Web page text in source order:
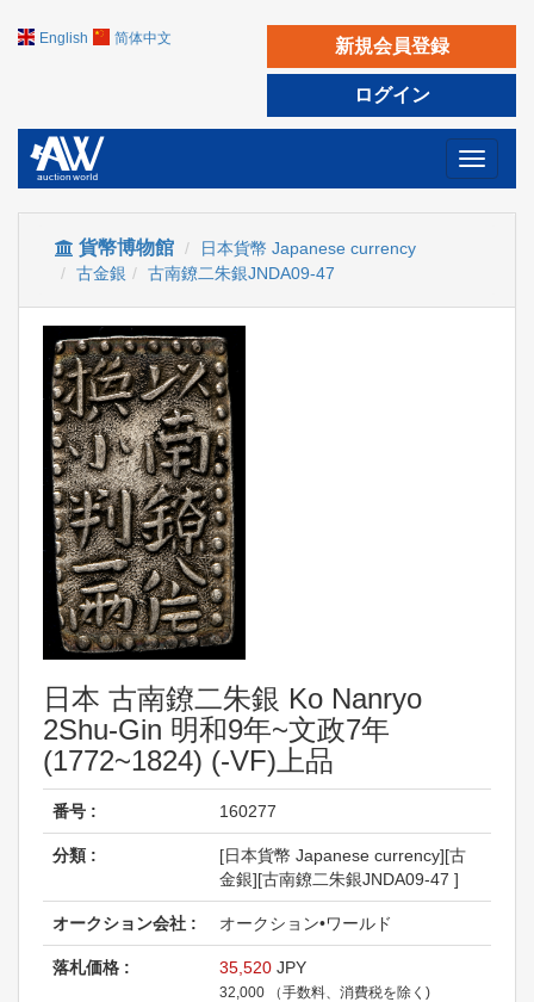
English 简体中文 新規会員登録
ログイン
Toggle
貨幣博物館
日本貨幣 Japanese currency
古金銀
古南鐐二朱銀JNDA09-47
日本 古南鐐二朱銀 Ko Nanryo
2Shu-Gin 明和9年~文政7年
(1772~1824) (-VF)上品
番号 : 160277
分類 :
[日本貨幣 Japanese currency][古
金銀][古南鐐二朱銀JNDA09-47 ]
オークション会社 : オークション•ワールド
落札価格 : 35,520 JPY
32,000 （手数料、消費税を除く)